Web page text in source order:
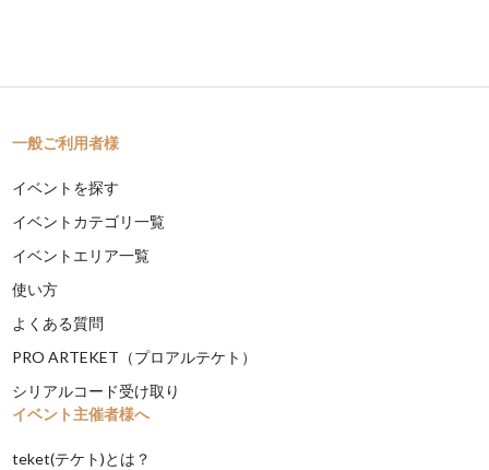
一般ご利用者様
イベントを探す
イベントカテゴリ一覧
イベントエリア一覧
使い方
よくある質問
PRO ARTEKET（プロアルテケト）
シリアルコード受け取り
イベント主催者様へ
teket(テケト)とは？